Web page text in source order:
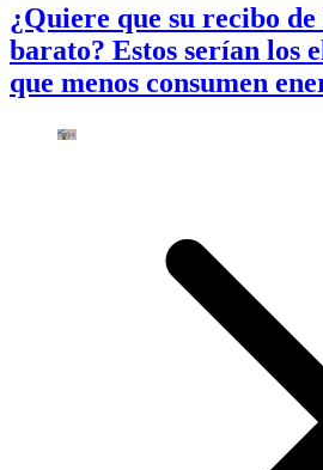
¿Quiere que su recibo
barato? Estos serían los
que menos consumen